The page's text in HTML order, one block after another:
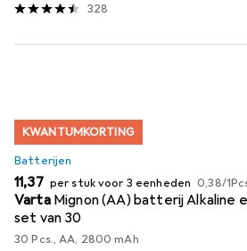
328
KWANTUMKORTING
Batterijen
EUR
11,37 per stuk voor 3 eenheden EUR
0,38/
Varta Mignon (AA) batterij Alkaline
set van 30
30 Pcs., AA, 2800 mAh